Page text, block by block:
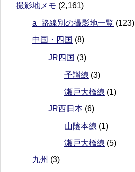
撮影地メモ (2,161)
a_路線別の撮影地一覧 (123)
中国・四国 (8)
JR四国 (3)
予讃線 (3)
瀬戸大橋線 (1)
JR西日本 (6)
山陰本線 (1)
瀬戸大橋線 (5)
九州 (3)